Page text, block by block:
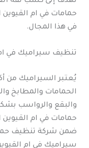
حمامات في ام القيوين
في هذا المجال.
تنظيف سيراميك في
يُعتبر السيراميك من
الحمامات والمطابخ
والبقع والرواسب
حمامات في ام
ضمن شركة تنظيف
سيراميك في ام